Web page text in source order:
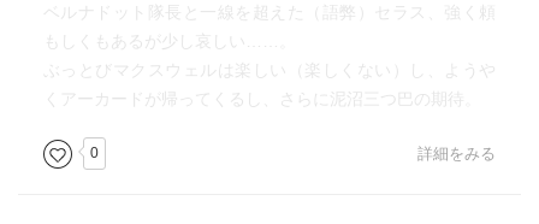
ベルナドット隊長と一線を超えた（語弊）セラス、強く頼
もしくもあるが少し哀しい……。
ぶっとびマクスウェルは楽しい（楽しくない）し、ようや
くアーカードが帰ってくるし、さらに泥沼三つ巴の期待。
0 詳細をみる